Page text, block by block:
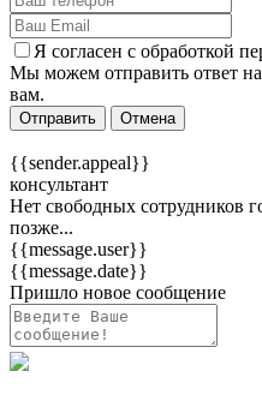
Я согласен c обработкой
Мы можем отправить ответ
вам.
Отправить Отмена
{{sender.appeal}}
консультант
Нет свободных сотрудников
позже...
{{message.user}}
{{message.date}}
Пришло новое сообщение